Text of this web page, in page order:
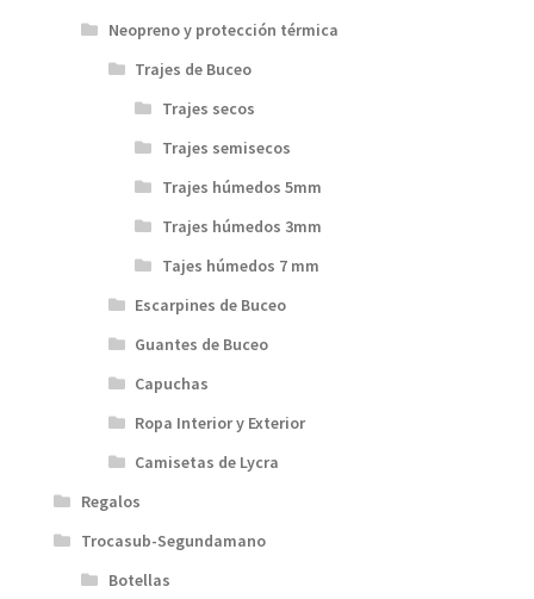
Neopreno y protección térmica
Trajes de Buceo
Trajes secos
Trajes semisecos
Trajes húmedos 5mm
Trajes húmedos 3mm
Tajes húmedos 7 mm
Escarpines de Buceo
Guantes de Buceo
Capuchas
Ropa Interior y Exterior
Camisetas de Lycra
Regalos
Trocasub-Segundamano
Botellas